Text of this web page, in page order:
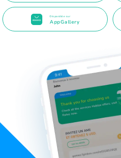
Disponible sur
AppGallery